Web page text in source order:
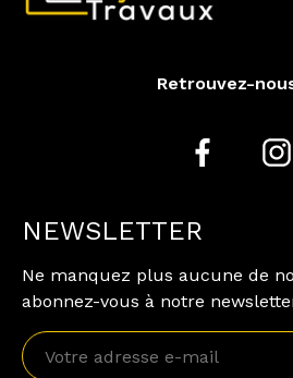
Retrouvez-
NEWSLETTER
Ne manquez plus aucune de
abonnez-vous à notre